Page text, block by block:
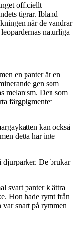
officiellt
tigrar. Ibland
när de vandrar
naturliga
en panter är en
gen som
melanism. Den som
färgpigmentet
kan också
detta har inte
djurparker. De brukar
svart panter klättra
Hon hade rymt från
snart på rymmen